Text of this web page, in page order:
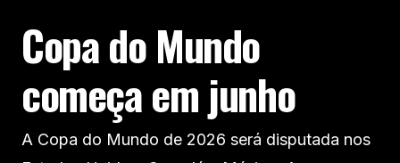
Copa do Mundo
começa em junho
A Copa do Mundo de 2026 será disputada nos